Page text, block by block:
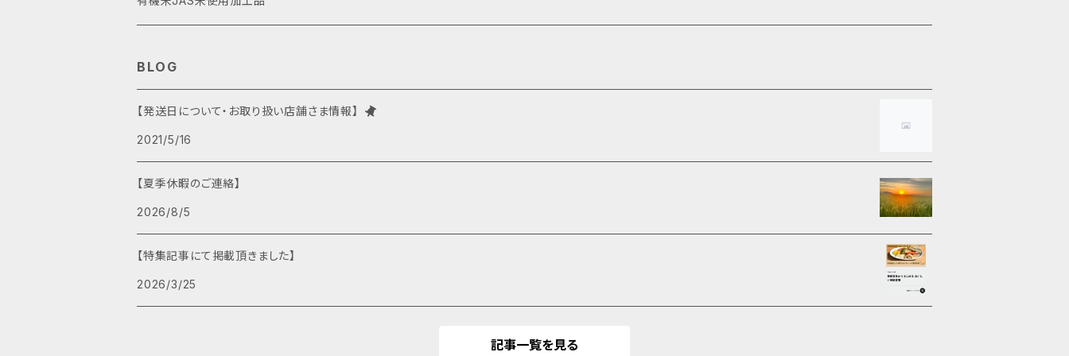
BLOG
【発送日について・お取り扱い店舗さま情報】
2021/5/16
【夏季休暇のご連絡】
2026/8/5
【特集記事にて掲載頂きました】
2026/3/25
記事一覧を見る